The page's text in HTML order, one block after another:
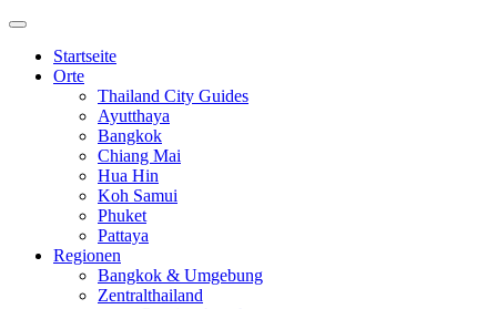
Startseite
Orte
Thailand City Guides
Ayutthaya
Bangkok
Chiang Mai
Hua Hin
Koh Samui
Phuket
Pattaya
Regionen
Bangkok & Umgebung
Zentralthailand